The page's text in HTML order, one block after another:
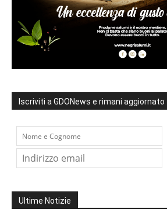
Iscriviti a GDONews e rimani aggiornato
Ultime Notizie